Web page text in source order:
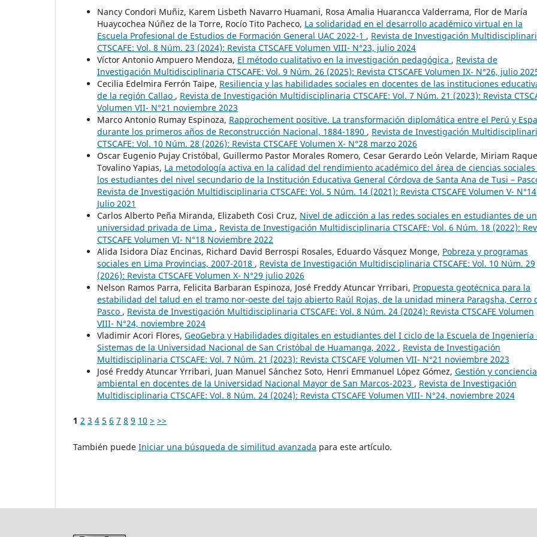
Nancy Condori Muñiz, Karem Lisbeth Navarro Huamani, Rosa Amalia Huarancca Valderrama, Flor de María
Huaycochea Núñez de la Torre, Rocío Tito Pacheco, La solidaridad en el desarrollo académico virtual en la
Escuela Profesional de Estudios de Formación General UAC 2022-1 , Revista de Investigación
CTSCAFE: Vol. 8 Núm. 23 (2024): Revista CTSCAFE Volumen VIII- N°23, julio 2024
Víctor Antonio Ampuero Mendoza, El método cualitativo en la investigación pedagógica , Revista de
Investigación Multidisciplinaria CTSCAFE: Vol. 9 Núm. 26 (2025): Revista CTSCAFE Volumen IX- N°26, julio
Cecilia Edelmira Ferrón Taipe, Resiliencia y las habilidades sociales en docentes de las instituciones
de la región Callao , Revista de Investigación Multidisciplinaria CTSCAFE: Vol. 7 Núm. 21 (2023): Revista
Volumen VII- N°21 noviembre 2023
Marco Antonio Rumay Espinoza, Rapprochement positive. La transformación diplomática entre el Perú y
durante los primeros años de Reconstrucción Nacional, 1884-1890 , Revista de Investigación
CTSCAFE: Vol. 10 Núm. 28 (2026): Revista CTSCAFE Volumen X- N°28 marzo 2026
Oscar Eugenio Pujay Cristóbal, Guillermo Pastor Morales Romero, Cesar Gerardo León Velarde, Miriam
Tovalino Yapias, La metodología activa en la calidad del rendimiento académico del área de ciencias sociales
los estudiantes del nivel secundario de la Institución Educativa General Córdova de Santa Ana de Tusi –
Revista de Investigación Multidisciplinaria CTSCAFE: Vol. 5 Núm. 14 (2021): Revista CTSCAFE Volumen V- N°14
Julio 2021
Carlos Alberto Peña Miranda, Elizabeth Cosi Cruz, Nivel de adicción a las redes sociales en estudiantes de
universidad privada de Lima , Revista de Investigación Multidisciplinaria CTSCAFE: Vol. 6 Núm. 18 (2022):
CTSCAFE Volumen VI- N°18 Noviembre 2022
Alida Isidora Díaz Encinas, Richard David Berrospi Rosales, Eduardo Vásquez Monge, Pobreza y programas
sociales en Lima Provincias, 2007-2018 , Revista de Investigación Multidisciplinaria CTSCAFE: Vol. 10 Núm. 29
(2026): Revista CTSCAFE Volumen X- N°29 julio 2026
Nelson Ramos Parra, Felicita Barbaran Espinoza, José Freddy Atuncar Yrribari, Propuesta geotécnica para la
estabilidad del talud en el tramo nor-oeste del tajo abierto Raúl Rojas, de la unidad minera Paragsha, Cerro
Pasco , Revista de Investigación Multidisciplinaria CTSCAFE: Vol. 8 Núm. 24 (2024): Revista CTSCAFE Volumen
VIII- N°24, noviembre 2024
Vladimir Acori Flores, GeoGebra y Habilidades digitales en estudiantes del I ciclo de la Escuela de Ingeniería
Sistemas de la Universidad Nacional de San Cristóbal de Huamanga, 2022 , Revista de Investigación
Multidisciplinaria CTSCAFE: Vol. 7 Núm. 21 (2023): Revista CTSCAFE Volumen VII- N°21 noviembre 2023
José Freddy Atuncar Yrribari, Juan Manuel Sánchez Soto, Henri Emmanuel López Gómez, Gestión y conciencia
ambiental en docentes de la Universidad Nacional Mayor de San Marcos-2023 , Revista de Investigación
Multidisciplinaria CTSCAFE: Vol. 8 Núm. 24 (2024): Revista CTSCAFE Volumen VIII- N°24, noviembre 2024
1 2 3 4 5 6 7 8 9 10 > >>
También puede Iniciar una búsqueda de similitud avanzada para este artículo.